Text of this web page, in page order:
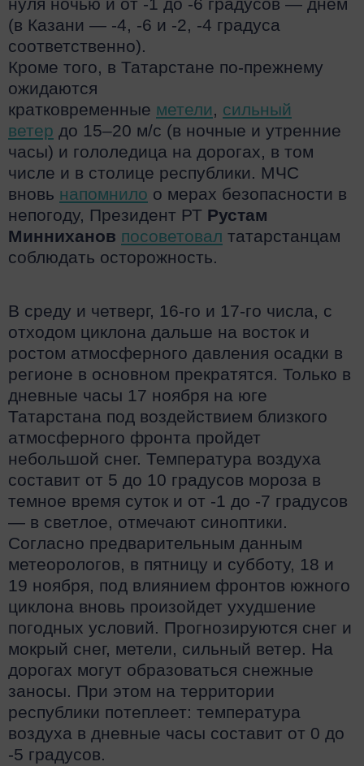
нуля ночью и от -1 до -6 градусов — днем
(в Казани — -4, -6 и -2, -4 градуса
соответственно).
Кроме того, в Татарстане по-прежнему
ожидаются
кратковременные метели, сильный
ветер до 15–20 м/с (в ночные и утренние
часы) и гололедица на дорогах, в том
числе и в столице республики. МЧС
вновь напомнило о мерах безопасности в
непогоду, Президент РТ Рустам
Минниханов посоветовал татарстанцам
соблюдать осторожность.
В среду и четверг, 16-го и 17-го числа, с
отходом циклона дальше на восток и
ростом атмосферного давления осадки в
регионе в основном прекратятся. Только в
дневные часы 17 ноября на юге
Татарстана под воздействием близкого
атмосферного фронта пройдет
небольшой снег. Температура воздуха
составит от 5 до 10 градусов мороза в
темное время суток и от -1 до -7 градусов
— в светлое, отмечают синоптики.
Согласно предварительным данным
метеорологов, в пятницу и субботу, 18 и
19 ноября, под влиянием фронтов южного
циклона вновь произойдет ухудшение
погодных условий. Прогнозируются снег и
мокрый снег, метели, сильный ветер. На
дорогах могут образоваться снежные
заносы. При этом на территории
республики потеплеет: температура
воздуха в дневные часы составит от 0 до
-5 градусов.